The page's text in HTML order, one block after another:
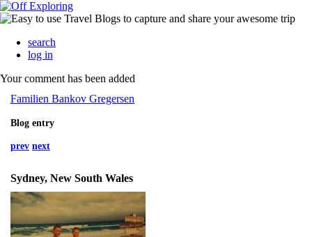
search
log in
Your comment has been added
Familien Bankov Gregersen
Blog entry
prev next
Sydney, New South Wales